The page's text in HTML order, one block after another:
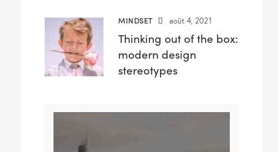
MINDSET août 4, 2021
Thinking out of the box:
modern design
stereotypes